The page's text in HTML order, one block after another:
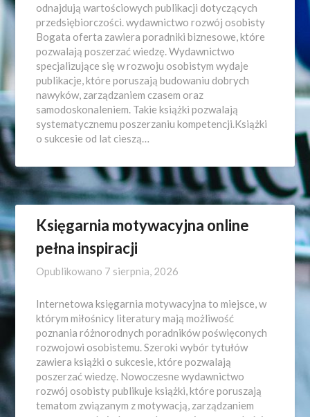
odnajdują wartościowych publikacji dotyczących
przedsiębiorczości. wydawnictwo rozwój osobisty
Bogata oferta zawiera poradniki biznesowe, które
pozwalają poszerzać wiedzę. Wydawnictwo
specjalizujące się w rozwoju osobistym wydaje
publikacje, które poruszają budowaniu dobrych
nawyków, zarządzaniem czasem oraz
samodoskonaleniem. Takie książki pozwalają
systematycznemu poszerzaniu kompetencji.Książki
o sukcesie od lat cieszą…
Księgarnia motywacyjna online
pełna inspiracji
Opublikowano 7 sierpnia, 2026
Internetowa księgarnia motywacyjna to miejsce, w
którym miłośnicy literatury mają możliwość
poznania różnorodnych poradników poświęconych
rozwojowi osobistemu. Szeroki wybór tytułów
zawiera książki o sukcesie, które pozwalają
poszerzać wiedzę. Nowoczesne wydawnictwo
rozwój osobisty publikuje książki, które poruszają
tematom związanym z motywacją, zarządzaniem